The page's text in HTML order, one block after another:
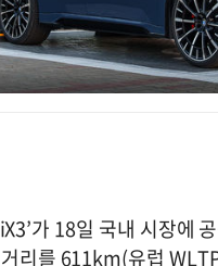
가 18일 국내 시장에
리를 611km(유럽